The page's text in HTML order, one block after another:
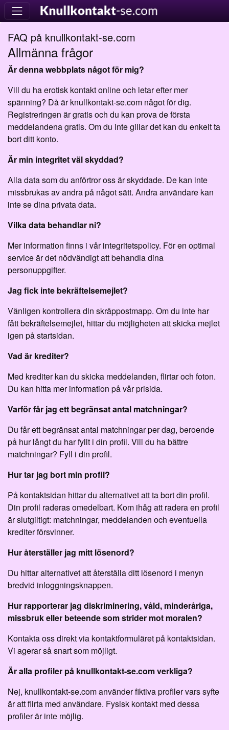
FAQ på knullkontakt-se.com
Allmänna frågor
Är denna webbplats något för mig?
Vill du ha erotisk kontakt online och letar efter mer
spänning? Då är knullkontakt-se.com något för dig.
Registreringen är gratis och du kan prova de första
meddelandena gratis. Om du inte gillar det kan du enkelt ta
bort ditt konto.
Är min integritet väl skyddad?
Alla data som du anförtror oss är skyddade. De kan inte
missbrukas av andra på något sätt. Andra användare kan
inte se dina privata data.
Vilka data behandlar ni?
Mer information finns i vår integritetspolicy. För en optimal
service är det nödvändigt att behandla dina
personuppgifter.
Jag fick inte bekräftelsemejlet?
Vänligen kontrollera din skräppostmapp. Om du inte har
fått bekräftelsemejlet, hittar du möjligheten att skicka mejlet
igen på startsidan.
Vad är krediter?
Med krediter kan du skicka meddelanden, flirtar och foton.
Du kan hitta mer information på vår prisida.
Varför får jag ett begränsat antal matchningar?
Du får ett begränsat antal matchningar per dag, beroende
på hur långt du har fyllt i din profil. Vill du ha bättre
matchningar? Fyll i din profil.
Hur tar jag bort min profil?
På kontaktsidan hittar du alternativet att ta bort din profil.
Din profil raderas omedelbart. Kom ihåg att radera en profil
är slutgiltigt: matchningar, meddelanden och eventuella
krediter försvinner.
Hur återställer jag mitt lösenord?
Du hittar alternativet att återställa ditt lösenord i menyn
bredvid inloggningsknappen.
Hur rapporterar jag diskriminering, våld, minderåriga,
missbruk eller beteende som strider mot moralen?
Kontakta oss direkt via kontaktformuläret på kontaktsidan.
Vi agerar så snart som möjligt.
Är alla profiler på knullkontakt-se.com verkliga?
Nej, knullkontakt-se.com använder fiktiva profiler vars syfte
är att flirta med användare. Fysisk kontakt med dessa
profiler är inte möjlig.